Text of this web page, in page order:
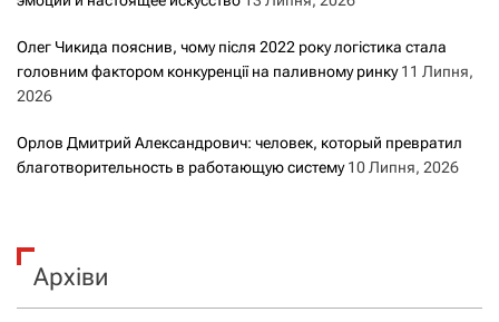
Олег Чикида пояснив, чому після 2022 року логістика стала
головним фактором конкуренції на паливному ринку 11 Липня,
2026
Орлов Дмитрий Александрович: человек, который превратил
благотворительность в работающую систему 10 Липня, 2026
Архіви